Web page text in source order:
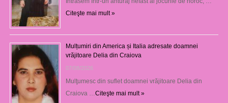
Citeşte mai mult »
Mulțumiri din America și Italia adresate doamnei
vrăjitoare Delia din Craiova
07/08/2026
Mulţumesc din suflet doamnei vrăjitoare Delia din
Craiova … Citeşte mai mult »